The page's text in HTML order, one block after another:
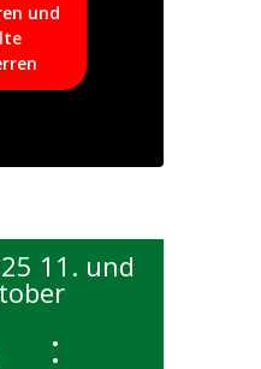
und
11. und
: